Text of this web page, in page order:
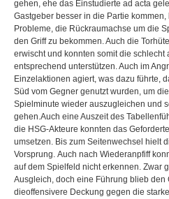
gehen, ehe das Einstudierte ad acta
Gastgeber besser in die Partie
Probleme, die Rückraumachse um die
den Griff zu bekommen. Auch die
erwischt und konnten somit die
entsprechend unterstützen. Auch im
Einzelaktionen agiert, was dazu führte,
Süd vom Gegner genutzt wurden, um
Spielminute wieder auszugleichen und
gehen.Auch eine Auszeit des
die HSG-Akteure konnten das
umsetzen. Bis zum Seitenwechsel hielt
Vorsprung. Auch nach Wiederanpfiff
auf dem Spielfeld nicht erkennen. Zwar
Ausgleich, doch eine Führung blieb den
dieoffensivere Deckung gegen die